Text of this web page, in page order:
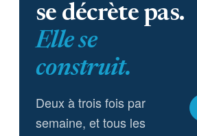
se décrète pas.
Elle se
construit.
Deux à trois fois par
semaine, et tous les